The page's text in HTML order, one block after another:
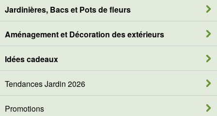
Jardinières, Bacs et Pots de fleurs
Aménagement et Décoration des extérieurs
Idées cadeaux
Tendances Jardin 2026
Promotions